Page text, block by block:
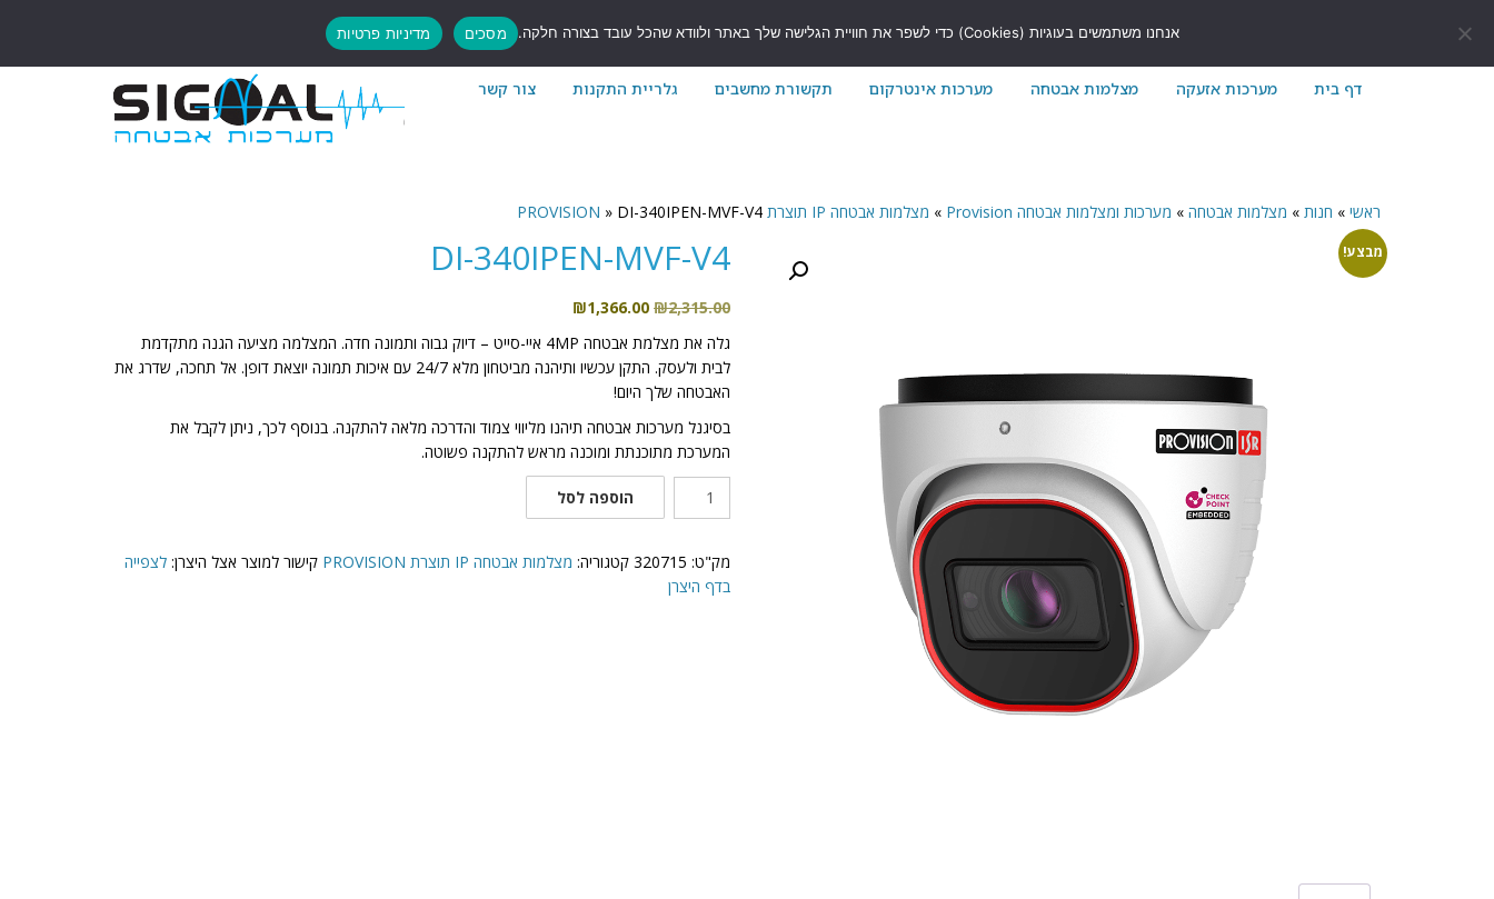
7411171@gmail.com
דף בית מערכות אזעקה מצלמות אבטחה מערכות אינטרקום תקשורת מחשבים גלריית התקנות צור קשר
ראשי » חנות » מצלמות אבטחה » מערכות ומצלמות אבטחה Provision » מצלמות אבטחה IP תוצרת PROVISION » DI-340IPEN-MVF-V4
מבצע! DI-340IPEN-MVF-V4
₪2,315.00
המחיר
היה:
₪2,315.00.
₪1,366.00
הוא:
₪1,366.00.
גלה את מצלמת אבטחה 4MP איי-סייט – דיוק גבוה ותמונה חדה. המצלמה מציעה הגנה מתקדמת
לבית ולעסק. התקן עכשיו ותיהנה מביטחון מלא 24/7 עם איכות תמונה יוצאת דופן. אל תחכה, שדרג את
האבטחה שלך היום!
בסיגנל מערכות אבטחה תיהנו מליווי צמוד והדרכה מלאה להתקנה. בנוסף לכך, ניתן לקבל את
המערכת מתוכנתת ומוכנה מראש להתקנה פשוטה.
340IPEN-
MVF-
הוספה לסל
מק"ט: 320715 קטגוריה: מצלמות אבטחה IP תוצרת PROVISION קישור למוצר אצל היצרן: לצפייה
בדף היצרן
אנחנו משתמשים בעוגיות (Cookies) כדי לשפר את חוויית הגלישה שלך באתר ולוודא שהכל עובד בצורה חלקה. מסכים מדיניות פרטיות